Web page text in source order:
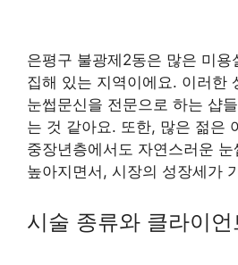
은평구 불광제2동은 많은 미용
집해 있는 지역이에요. 이러한
눈썹문신을 전문으로 하는 샵
는 것 같아요. 또한, 많은 젊은
중장년층에서도 자연스러운
높아지면서, 시장의 성장세가
시술 종류와 클라이